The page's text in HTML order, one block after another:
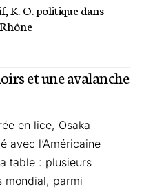
K.-O. politique dans
et une avalanche
en lice, Osaka
avec l’Américaine
table : plusieurs
mondial, parmi